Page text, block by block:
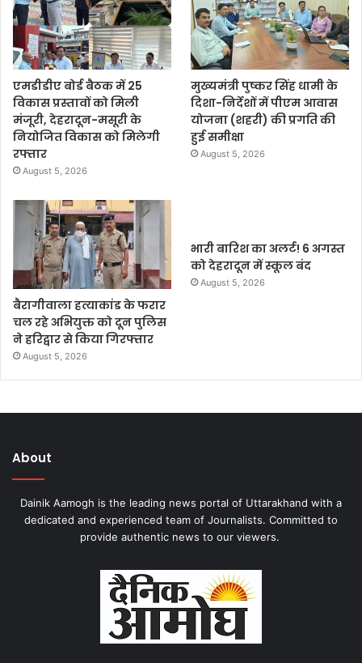
एमडीडीए बोर्ड बैठक में 25
विकास प्रस्तावों को मिली
मंजूरी, देहरादून-मसूरी के
नियोजित विकास को मिलेगी
रफ्तार
August 5, 2026
मुख्यमंत्री पुष्कर सिंह धामी के
दिशा-निर्देशों में पीएम आवास
योजना (शहरी) की प्रगति की
हुई समीक्षा
August 5, 2026
बैरागीवाला हत्याकांड के फरार
चल रहे अभियुक्त को दून पुलिस
ने हरिद्वार से किया गिरफ्तार
August 5, 2026
भारी बारिश का अलर्ट! 6 अगस्त
को देहरादून में स्कूल बंद
August 5, 2026
About
Dainik Aamogh is the leading news portal of Uttarakhand with a
dedicated and experienced team of Journalists. Committed to
provide authentic news to our viewers.